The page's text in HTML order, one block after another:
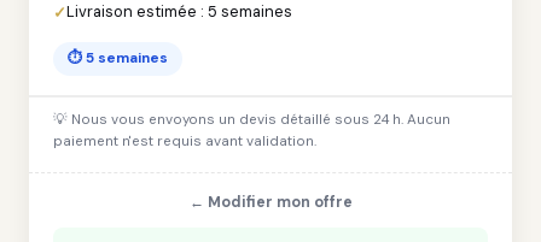
Livraison estimée : 5 semaines
⏱ 5 semaines
💡 Nous vous envoyons un devis détaillé sous 24 h. Aucun
paiement n'est requis avant validation.
← Modifier mon offre